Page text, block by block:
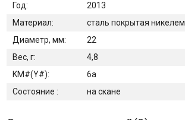
Год:
2013
Материал:
сталь покрытая никелем
Диаметр, мм:
22
Вес, г:
4,8
KM#(Y#):
6а
Состояние :
на скане